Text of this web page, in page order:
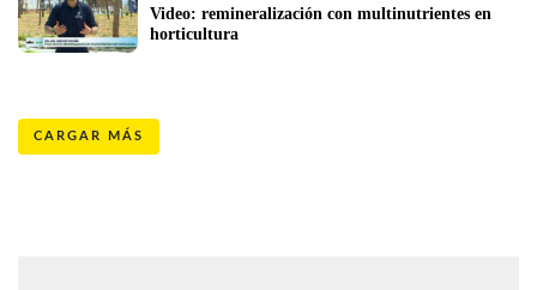
Video: remineralización con multinutrientes en
CARGAR MÁS